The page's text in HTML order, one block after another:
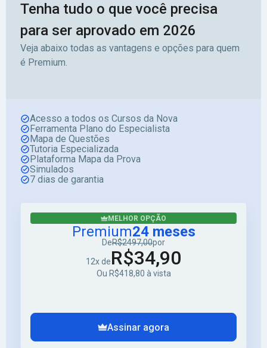
Tenha tudo o que você precisa
para ser aprovado em 2026
Veja abaixo todas as vantagens e opções para quem
é Premium.
Acesso a todos os Cursos da Nova
Ferramenta Plano do Especialista
Mapa de Questões
Tutoria Especializada
Plataforma Mapa da Prova
Simulados
7 dias de garantia
MELHOR OPÇÃO
Premium24 meses
DeR$2497,00por
12x deR$34,90
Ou R$418,80 à vista
Assinar agora